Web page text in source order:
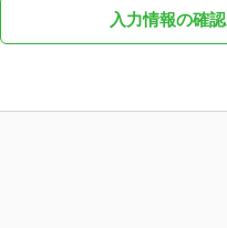
入力情報の確認